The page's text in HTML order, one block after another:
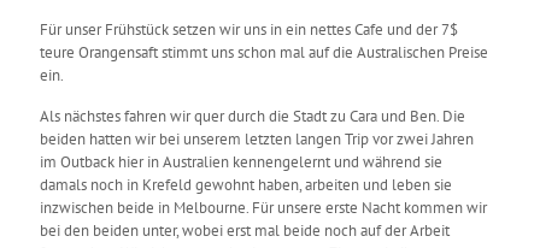
Für unser Frühstück setzen wir uns in ein nettes Cafe und der 7$
teure Orangensaft stimmt uns schon mal auf die Australischen Preise
ein.
Als nächstes fahren wir quer durch die Stadt zu Cara und Ben. Die
beiden hatten wir bei unserem letzten langen Trip vor zwei Jahren
im Outback hier in Australien kennengelernt und während sie
damals noch in Krefeld gewohnt haben, arbeiten und leben sie
inzwischen beide in Melbourne. Für unsere erste Nacht kommen wir
bei den beiden unter, wobei erst mal beide noch auf der Arbeit